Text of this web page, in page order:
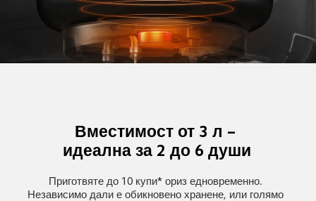
Вместимост от 3 л –
идеална за 2 до 6 души
Приготвяте до 10 купи* ориз едновременно.
Независимо дали е обикновено хранене, или голямо